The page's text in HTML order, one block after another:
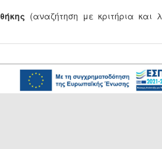
(αναζήτηση με κριτήρια και